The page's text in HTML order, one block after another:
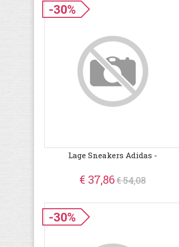
-30%
Lage Sneakers Adidas -
€ 37,86€ 54,08
-30%